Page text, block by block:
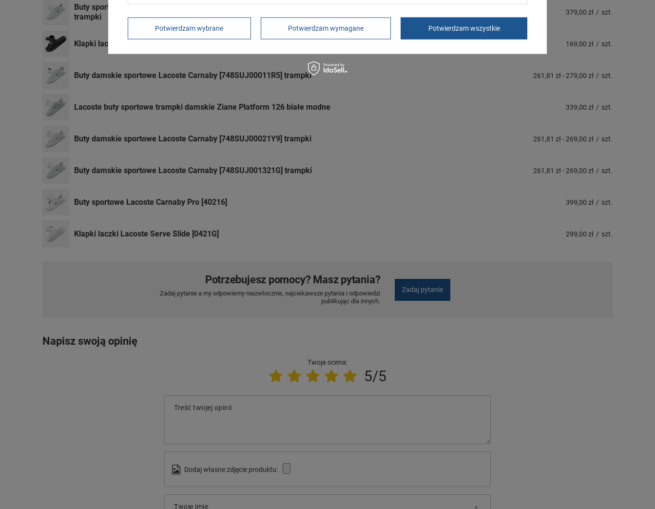
Buty sportowe damskie Lacoste Lerond Set 125 2 CFA [749CFA003721G]
trampki
379,00 zł / szt.
Klapki laczki Lacoste Serve Slide [2002H] 169,00 zł / szt.
Buty damskie sportowe Lacoste Carnaby [748SUJ00011R5] trampki 261,81 zł-279,00 zł / szt.
Lacoste buty sportowe trampki damskie Ziane Platform 126 białe modne 339,00 zł / szt.
Buty damskie sportowe Lacoste Carnaby [748SUJ00021Y9] trampki 261,81 zł-269,00 zł / szt.
Buty damskie sportowe Lacoste Carnaby [748SUJ001321G] trampki 261,81 zł-269,00 zł / szt.
Buty sportowe Lacoste Carnaby Pro [40216] 399,00 zł / szt.
Klapki laczki Lacoste Serve Slide [0421G] 299,00 zł / szt.
Potrzebujesz pomocy? Masz pytania?
Zadaj pytanie a my odpowiemy niezwłocznie, najciekawsze pytania i odpowiedzi
publikując dla innych.
Zadaj pytanie
Napisz swoją opinię
Twoja ocena:
5/5
Treść twojej opinii
Dodaj własne zdjęcie produktu:
Twoje imię
Potwierdzam wybrane Potwierdzam wymagane Potwierdzam wszystkie